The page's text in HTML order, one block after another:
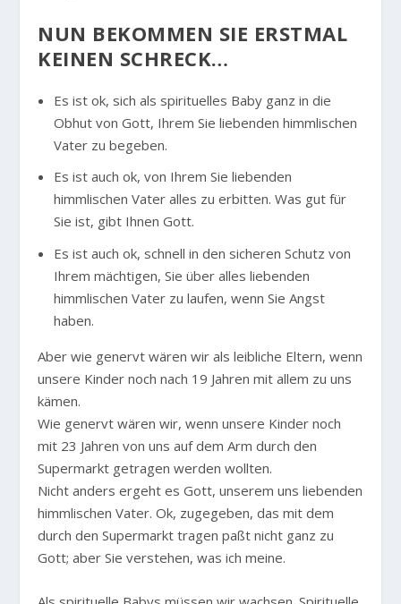
NUN BEKOMMEN SIE ERSTMAL
KEINEN SCHRECK…
Es ist ok, sich als spirituelles Baby ganz in die
Obhut von Gott, Ihrem Sie liebenden himmlischen
Vater zu begeben.
Es ist auch ok, von Ihrem Sie liebenden
himmlischen Vater alles zu erbitten. Was gut für
Sie ist, gibt Ihnen Gott.
Es ist auch ok, schnell in den sicheren Schutz von
Ihrem mächtigen, Sie über alles liebenden
himmlischen Vater zu laufen, wenn Sie Angst
haben.
Aber wie genervt wären wir als leibliche Eltern, wenn
unsere Kinder noch nach 19 Jahren mit allem zu uns
kämen.
Wie genervt wären wir, wenn unsere Kinder noch
mit 23 Jahren von uns auf dem Arm durch den
Supermarkt getragen werden wollten.
Nicht anders ergeht es Gott, unserem uns liebenden
himmlischen Vater. Ok, zugegeben, das mit dem
durch den Supermarkt tragen paßt nicht ganz zu
Gott; aber Sie verstehen, was ich meine.